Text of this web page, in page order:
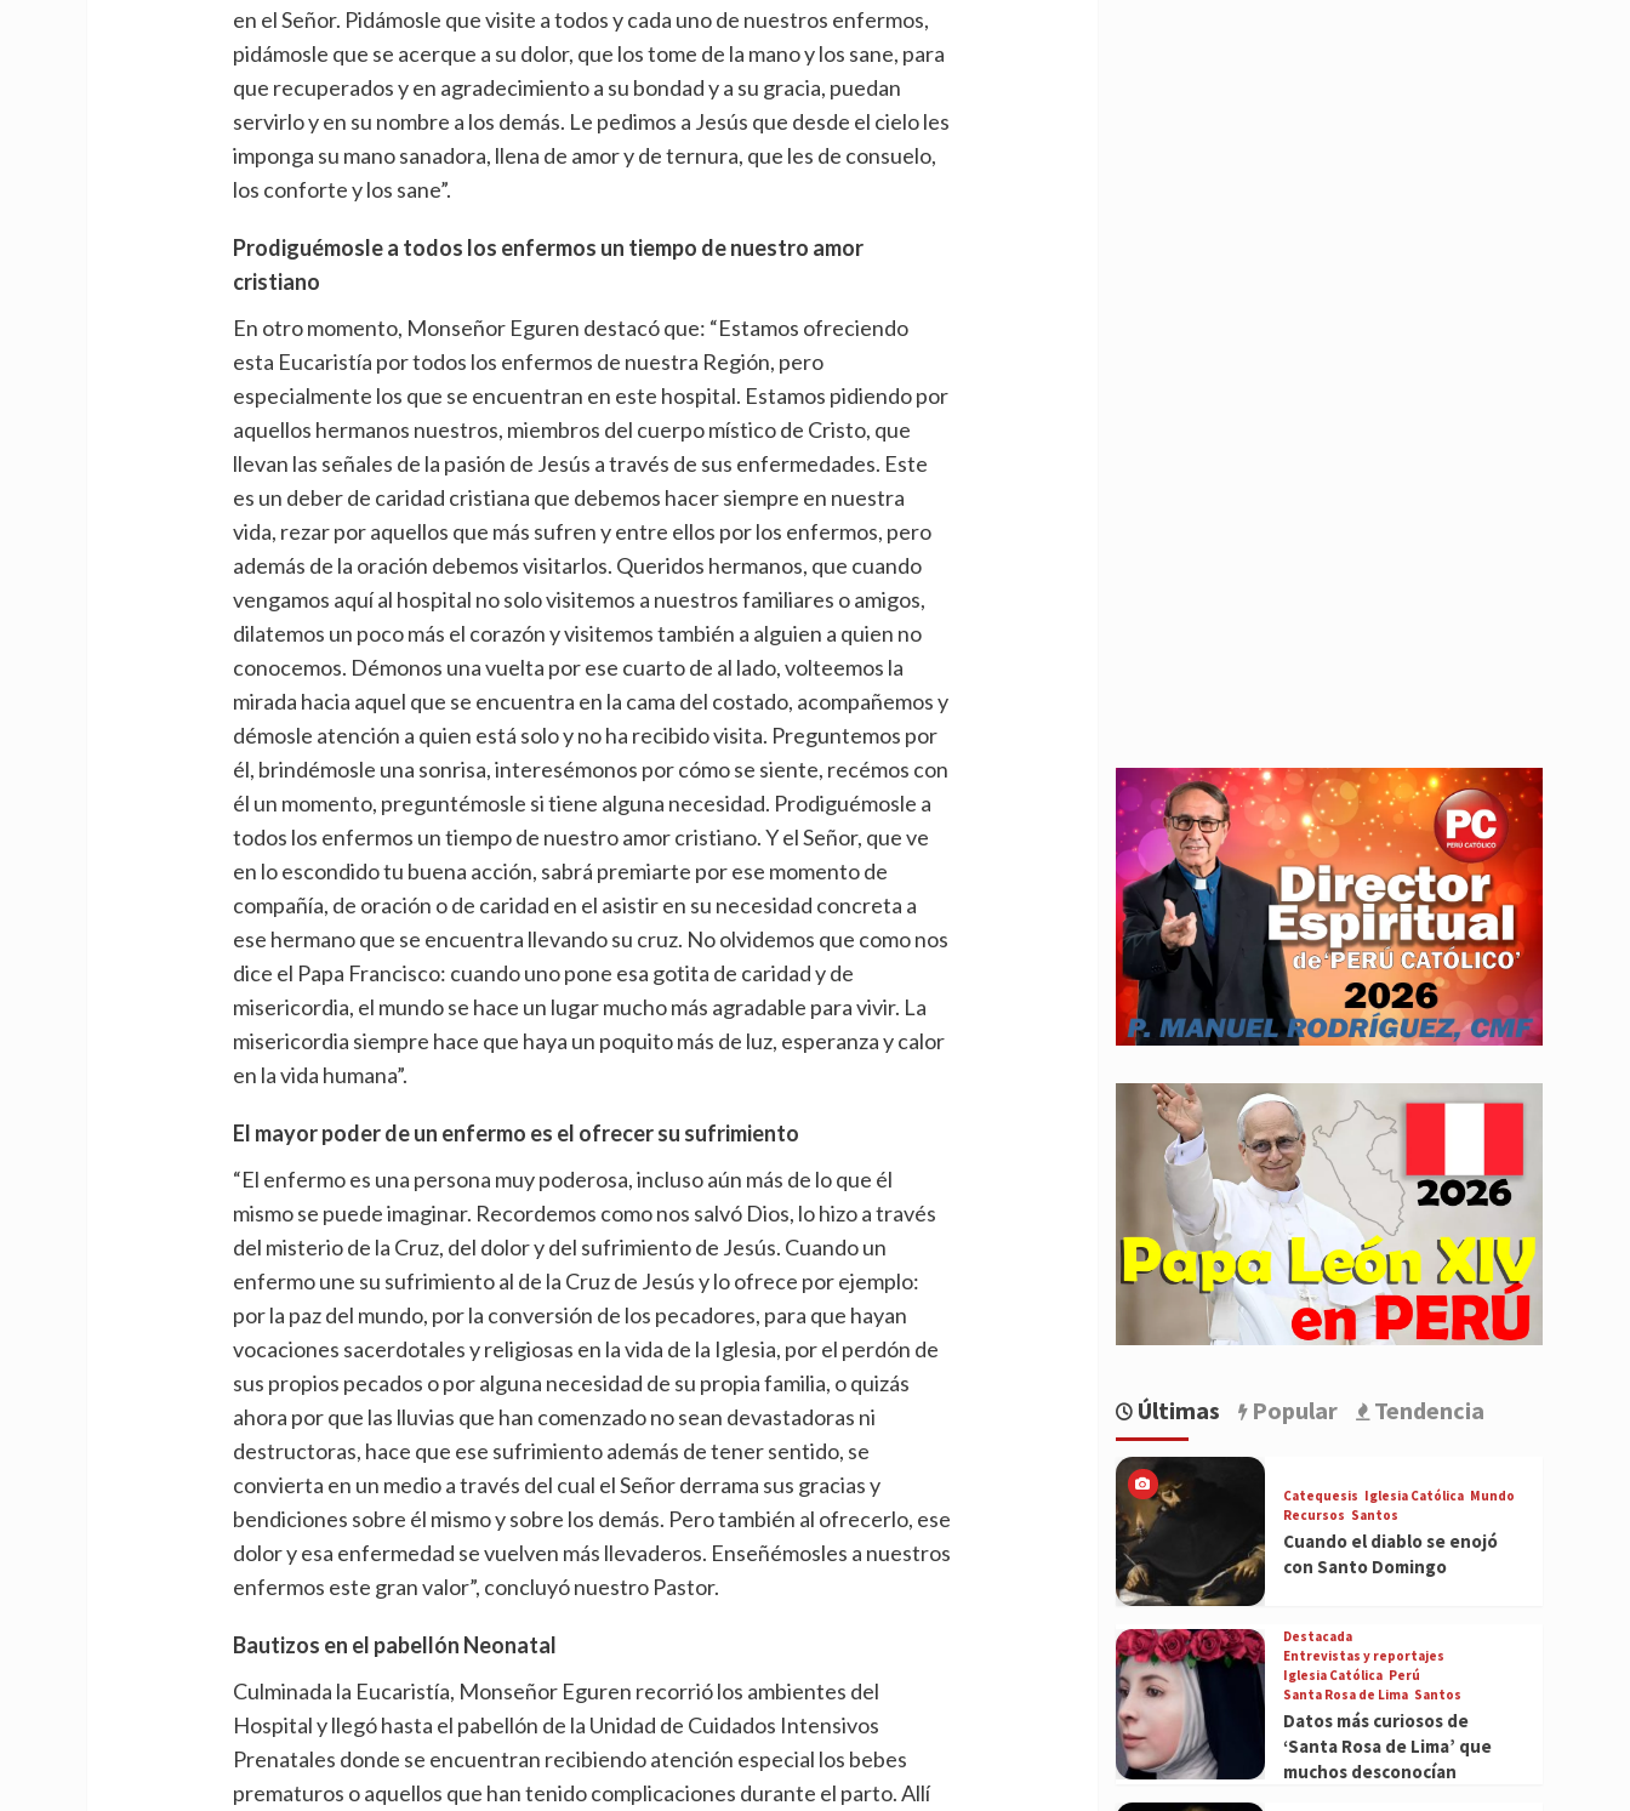
en el Señor. Pidámosle que visite a todos y cada uno de nuestros enfermos,
pidámosle que se acerque a su dolor, que los tome de la mano y los sane, para
que recuperados y en agradecimiento a su bondad y a su gracia, puedan
servirlo y en su nombre a los demás. Le pedimos a Jesús que desde el cielo les
imponga su mano sanadora, llena de amor y de ternura, que les de consuelo,
los conforte y los sane”.
Prodiguémosle a todos los enfermos un tiempo de nuestro amor
cristiano
En otro momento, Monseñor Eguren destacó que: “Estamos ofreciendo
esta Eucaristía por todos los enfermos de nuestra Región, pero
especialmente los que se encuentran en este hospital. Estamos pidiendo por
aquellos hermanos nuestros, miembros del cuerpo místico de Cristo, que
llevan las señales de la pasión de Jesús a través de sus enfermedades. Este
es un deber de caridad cristiana que debemos hacer siempre en nuestra
vida, rezar por aquellos que más sufren y entre ellos por los enfermos, pero
además de la oración debemos visitarlos. Queridos hermanos, que cuando
vengamos aquí al hospital no solo visitemos a nuestros familiares o amigos,
dilatemos un poco más el corazón y visitemos también a alguien a quien no
conocemos. Démonos una vuelta por ese cuarto de al lado, volteemos la
mirada hacia aquel que se encuentra en la cama del costado, acompañemos y
démosle atención a quien está solo y no ha recibido visita. Preguntemos por
él, brindémosle una sonrisa, interesémonos por cómo se siente, recémos con
él un momento, preguntémosle si tiene alguna necesidad. Prodiguémosle a
todos los enfermos un tiempo de nuestro amor cristiano. Y el Señor, que ve
en lo escondido tu buena acción, sabrá premiarte por ese momento de
compañía, de oración o de caridad en el asistir en su necesidad concreta a
ese hermano que se encuentra llevando su cruz. No olvidemos que como nos
dice el Papa Francisco: cuando uno pone esa gotita de caridad y de
misericordia, el mundo se hace un lugar mucho más agradable para vivir. La
misericordia siempre hace que haya un poquito más de luz, esperanza y calor
en la vida humana”.
El mayor poder de un enfermo es el ofrecer su sufrimiento
“El enfermo es una persona muy poderosa, incluso aún más de lo que él
mismo se puede imaginar. Recordemos como nos salvó Dios, lo hizo a través
del misterio de la Cruz, del dolor y del sufrimiento de Jesús. Cuando un
enfermo une su sufrimiento al de la Cruz de Jesús y lo ofrece por ejemplo:
por la paz del mundo, por la conversión de los pecadores, para que hayan
vocaciones sacerdotales y religiosas en la vida de la Iglesia, por el perdón de
sus propios pecados o por alguna necesidad de su propia familia, o quizás
ahora por que las lluvias que han comenzado no sean devastadoras ni
destructoras, hace que ese sufrimiento además de tener sentido, se
convierta en un medio a través del cual el Señor derrama sus gracias y
bendiciones sobre él mismo y sobre los demás. Pero también al ofrecerlo, ese
dolor y esa enfermedad se vuelven más llevaderos. Enseñémosles a nuestros
enfermos este gran valor”, concluyó nuestro Pastor.
Bautizos en el pabellón Neonatal
Culminada la Eucaristía, Monseñor Eguren recorrió los ambientes del
Hospital y llegó hasta el pabellón de la Unidad de Cuidados Intensivos
Prenatales donde se encuentran recibiendo atención especial los bebes
prematuros o aquellos que han tenido complicaciones durante el parto. Allí
Últimas Popular Tendencia
Catequesis Iglesia Católica Mundo
Recursos Santos
Cuando el diablo se enojó
con Santo Domingo
Destacada
Entrevistas y reportajes
Iglesia Católica Perú
Santa Rosa de Lima Santos
Datos más curiosos de
‘Santa Rosa de Lima’ que
muchos desconocían